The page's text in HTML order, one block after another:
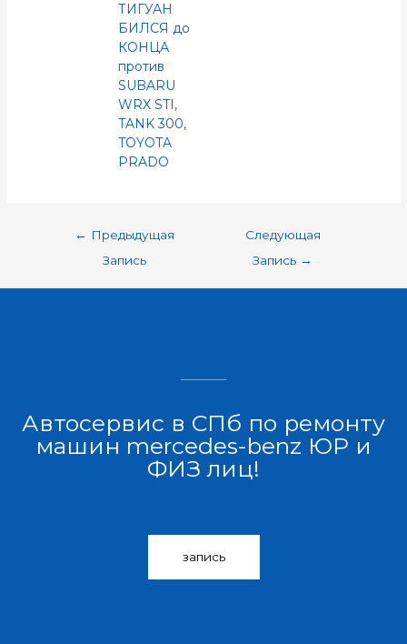
ТИГУАН
БИЛСЯ до
КОНЦА
против
SUBARU
WRX STI,
TANK 300,
TOYOTA
PRADO
← Предыдущая
Запись
Следующая
Запись →
Автосервис в СПб по ремонту
машин mercedes-benz ЮР и
ФИЗ лиц!
запись